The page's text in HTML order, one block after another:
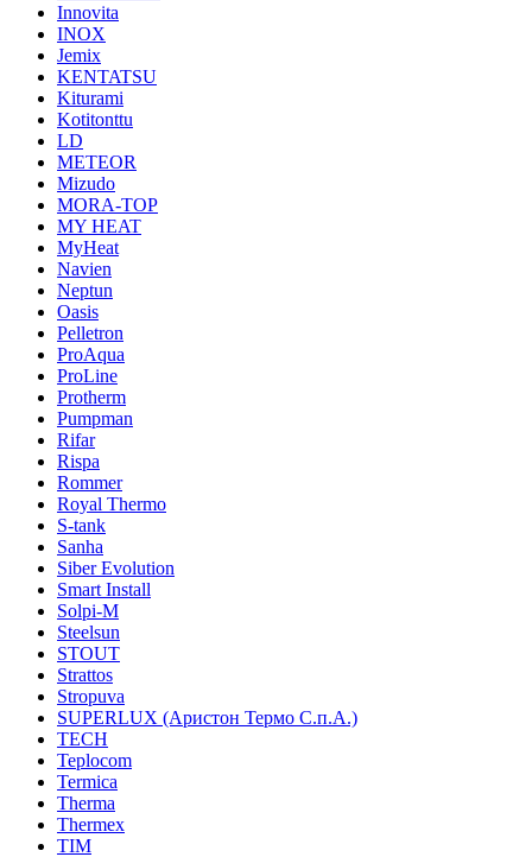
Innovita
INOX
Jemix
KENTATSU
Kiturami
Kotitonttu
LD
METEOR
Mizudo
MORA-TOP
MY HEAT
MyHeat
Navien
Neptun
Oasis
Pelletron
ProAqua
ProLine
Protherm
Pumpman
Rifar
Rispa
Rommer
Royal Thermo
S-tank
Sanha
Siber Evolution
Smart Install
Solpi-M
Steelsun
STOUT
Strattos
Stropuva
SUPERLUX (Аристон Термо С.п.А.)
TECH
Teplocom
Termica
Therma
Thermex
TIM